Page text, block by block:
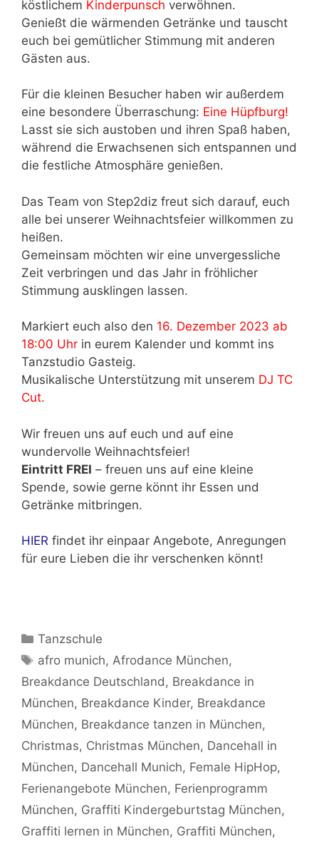
köstlichem Kinderpunsch verwöhnen.
Genießt die wärmenden Getränke und tauscht
euch bei gemütlicher Stimmung mit anderen
Gästen aus.
Für die kleinen Besucher haben wir außerdem
eine besondere Überraschung: Eine Hüpfburg!
Lasst sie sich austoben und ihren Spaß haben,
während die Erwachsenen sich entspannen und
die festliche Atmosphäre genießen.
Das Team von Step2diz freut sich darauf, euch
alle bei unserer Weihnachtsfeier willkommen zu
heißen.
Gemeinsam möchten wir eine unvergessliche
Zeit verbringen und das Jahr in fröhlicher
Stimmung ausklingen lassen.
Markiert euch also den 16. Dezember 2023 ab
18:00 Uhr in eurem Kalender und kommt ins
Tanzstudio Gasteig.
Musikalische Unterstützung mit unserem DJ TC
Cut.
Wir freuen uns auf euch und auf eine
wundervolle Weihnachtsfeier!
Eintritt FREI – freuen uns auf eine kleine
Spende, sowie gerne könnt ihr Essen und
Getränke mitbringen.
HIER findet ihr einpaar Angebote, Anregungen
für eure Lieben die ihr verschenken könnt!
Kategorien
Tanzschule
Schlagwörter
afro munich, Afrodance München,
Breakdance Deutschland , Breakdance in
München, Breakdance Kinder, Breakdance
München, Breakdance tanzen in München,
Christmas, Christmas München, Dancehall in
München, Dancehall Munich, Female HipHop,
Ferienangebote München, Ferienprogramm
München, Graffiti Kindergeburtstag München,
Graffiti lernen in München, Graffiti München,